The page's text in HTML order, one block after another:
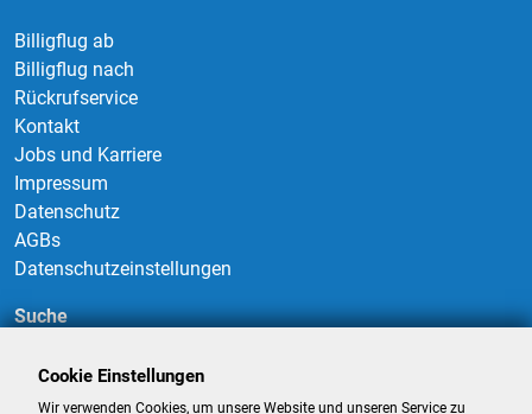
Billigflug ab
Billigflug nach
Rückrufservice
Kontakt
Jobs und Karriere
Impressum
Datenschutz
AGBs
Datenschutzeinstellungen
Suche
Cookie Einstellungen
Wir verwenden Cookies, um unsere Website und unseren Service zu